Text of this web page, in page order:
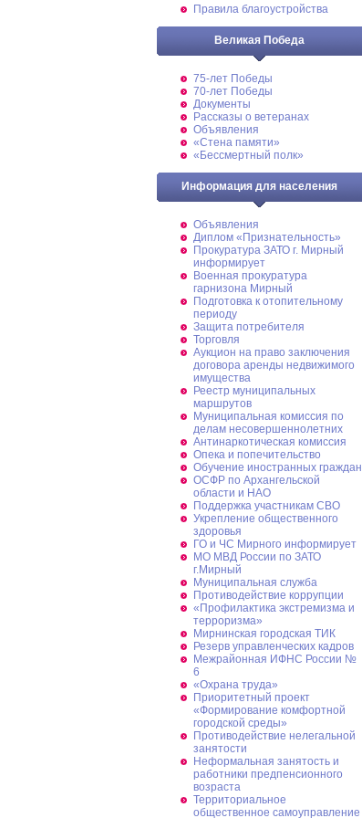
Правила благоустройства
Великая Победа
75-лет Победы
70-лет Победы
Документы
Рассказы о ветеранах
Объявления
«Стена памяти»
«Бессмертный полк»
Информация для населения
Объявления
Диплом «Признательность»
Прокуратура ЗАТО г. Мирный
информирует
Военная прокуратура
гарнизона Мирный
Подготовка к отопительному
периоду
Защита потребителя
Торговля
Аукцион на право заключения
договора аренды недвижимого
имущества
Реестр муниципальных
маршрутов
Муниципальная комиссия по
делам несовершеннолетних
Антинаркотическая комиссия
Опека и попечительство
Обучение иностранных граждан
ОСФР по Архангельской
области и НАО
Поддержка участникам СВО
Укрепление общественного
здоровья
ГО и ЧС Мирного информирует
МО МВД России по ЗАТО
г.Мирный
Муниципальная cлужба
Противодействие коррупции
«Профилактика экстремизма и
терроризма»
Мирнинская городская ТИК
Резерв управленческих кадров
Межрайонная ИФНС России №
6
«Охрана труда»
Приоритетный проект
«Формирование комфортной
городской среды»
Противодействие нелегальной
занятости
Неформальная занятость и
работники предпенсионного
возраста
Территориальное
общественное самоуправление